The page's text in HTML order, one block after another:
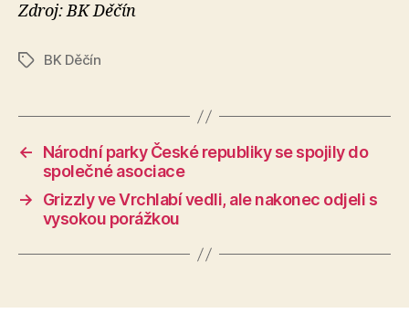
Zdroj: BK Děčín
ŠtítkyBK Děčín
←
Národní parky České republiky se spojily do
společné asociace
→
Grizzly ve Vrchlabí vedli, ale nakonec odjeli s
vysokou porážkou